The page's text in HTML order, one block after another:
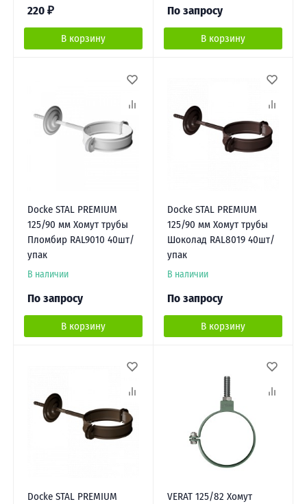
220 ₽
В корзину
По запросу
В корзину
Docke STAL PREMIUM
125/90 мм Хомут трубы
Пломбир RAL9010 40шт/
упак
В наличии
По запросу
В корзину
Docke STAL PREMIUM
125/90 мм Хомут трубы
Шоколад RAL8019 40шт/
упак
В наличии
По запросу
В корзину
Docke STAL PREMIUM
VERAT 125/82 Хомут